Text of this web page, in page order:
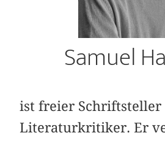
Samuel
ist freier Schriftsteller
Literaturkritiker. Er